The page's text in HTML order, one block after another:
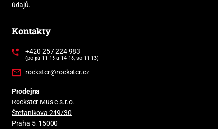
údajů.
Kontakty
+420 257 224 983
(po-pá 11-13 a 14-18, so 11-13)
rockster@rockster.cz
Prodejna
Rockster Music s.r.o.
Štefanikova 249/30
Praha 5, 15000